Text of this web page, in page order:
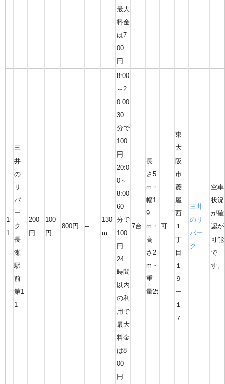
最大
料金
は7
00
円
1
1
三
井
の
リ
パ
ー
ク
長
瀬
駅
前
第1
1
200
円
100
円
800円 –
130
m
8:00
～2
0:00
30
分で
100
円
20:0
0～
8:00
60
分で
100
円
24
時間
以内
の利
用で
最大
料金
は8
00
円
7台
長
さ5
m・
幅1.
9
m・
高
さ2
m・
重
量2t
可
東
大
阪
市
菱
屋
西
１
丁
目
１
９
ー
１
７
三井
のリ
パー
ク
空車
状況
が確
認が
可能
で
す。